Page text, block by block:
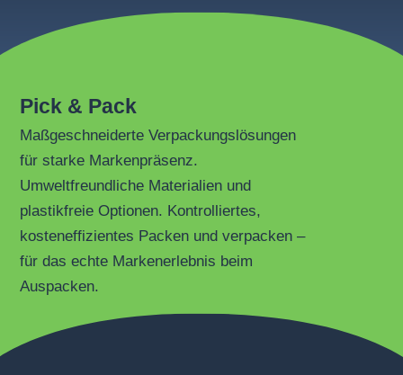
Pick & Pack
Maßgeschneiderte Verpackungslösungen
für starke Markenpräsenz.
Umweltfreundliche Materialien und
plastikfreie Optionen. Kontrolliertes,
kosteneffizientes Packen und verpacken –
für das echte Markenerlebnis beim
Auspacken.